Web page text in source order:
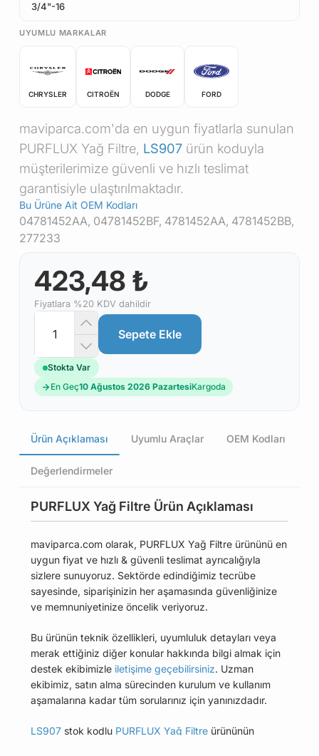
3/4"-16
UYUMLU MARKALAR
CHRYSLER CITROËN DODGE FORD
maviparca.com'da en uygun fiyatlarla sunulan
PURFLUX Yağ Filtre, LS907 ürün koduyla
müşterilerimize güvenli ve hızlı teslimat
garantisiyle ulaştırılmaktadır.
Bu Ürüne Ait OEM Kodları
04781452AA, 04781452BF, 4781452AA, 4781452BB,
277233
423,48 ₺
Fiyatlara %20 KDV dahildir
Sepete Ekle
Stokta Var
En Geç10 Ağustos 2026 PazartesiKargoda
Ürün Açıklaması Uyumlu Araçlar OEM Kodları
Değerlendirmeler
PURFLUX Yağ Filtre Ürün Açıklaması
maviparca.com olarak, PURFLUX Yağ Filtre ürününü en
uygun fiyat ve hızlı & güvenli teslimat ayrıcalığıyla
sizlere sunuyoruz. Sektörde edindiğimiz tecrübe
sayesinde, siparişinizin her aşamasında güvenliğinize
ve memnuniyetinize öncelik veriyoruz.
Bu ürünün teknik özellikleri, uyumluluk detayları veya
merak ettiğiniz diğer konular hakkında bilgi almak için
destek ekibimizle iletişime geçebilirsiniz. Uzman
ekibimiz, satın alma sürecinden kurulum ve kullanım
aşamalarına kadar tüm sorularınız için yanınızdadır.
LS907 stok kodlu PURFLUX Yağ Filtre ürününün